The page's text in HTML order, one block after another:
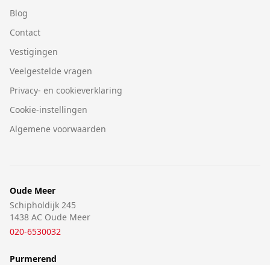
Blog
Contact
Vestigingen
Veelgestelde vragen
Privacy- en cookieverklaring
Cookie-instellingen
Algemene voorwaarden
Oude Meer
Schipholdijk 245
1438 AC Oude Meer
020-6530032
Purmerend